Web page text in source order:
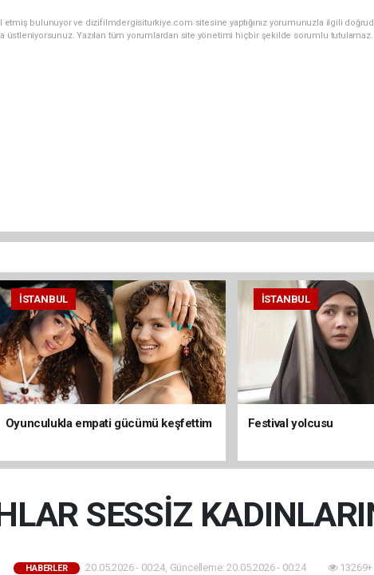
etmiş bulunuyor ve dizifilmdergisiturkiye.com sitesine yaptığınız yorumunuzla ilgili
üstleniyorsunuz. Yazılan tüm yorumlardan site yönetimi hiçbir şekilde sorumlu tutulamaz.
İSTANBUL
Oyunculukla empati gücümü keşfettim
İSTANBUL
Festival yolcusu
SESSİZ
HABERLER 20.05.2026 - 00:24, Güncelleme: 20.05.2026 - 00:24 13269+